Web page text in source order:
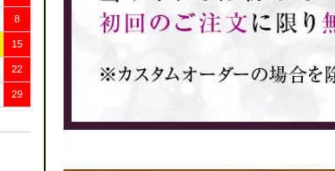
8
15
22
29